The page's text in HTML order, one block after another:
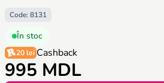
Code: 8131
În stoc
20 lei Cashback
995 MDL